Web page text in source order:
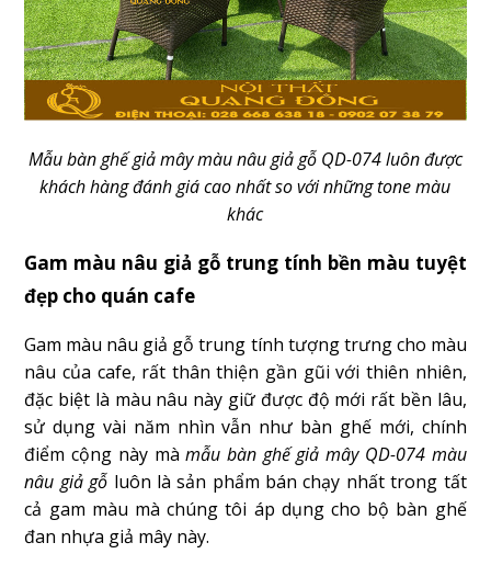
Mẫu bàn ghế giả mây màu nâu giả gỗ QD-074 luôn được
khách hàng đánh giá cao nhất so với những tone màu
khác
Gam màu nâu giả gỗ trung tính bền màu tuyệt
đẹp cho quán cafe
Gam màu nâu giả gỗ trung tính tượng trưng cho màu
nâu của cafe, rất thân thiện gần gũi với thiên nhiên,
đặc biệt là màu nâu này giữ được độ mới rất bền lâu,
sử dụng vài năm nhìn vẫn như bàn ghế mới, chính
điểm cộng này màmẫu bàn ghế giả mây QD-074 màu
nâu giả gỗ luôn là sản phẩm bán chạy nhất trong tất
cả gam màu mà chúng tôi áp dụng cho bộ bàn ghế
đan nhựa giả mây này.